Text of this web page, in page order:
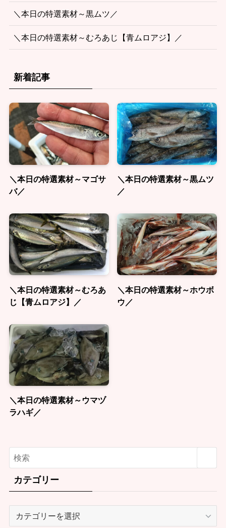
＼本日の特選素材～黒ムツ／
＼本日の特選素材～むろあじ【青ムロアジ】／
新着記事
＼本日の特選素材～マゴサ
バ／
＼本日の特選素材～黒ムツ
／
＼本日の特選素材～むろあ
じ【青ムロアジ】／
＼本日の特選素材～ホウボ
ウ／
＼本日の特選素材～ウマヅ
ラハギ／
カテゴリー